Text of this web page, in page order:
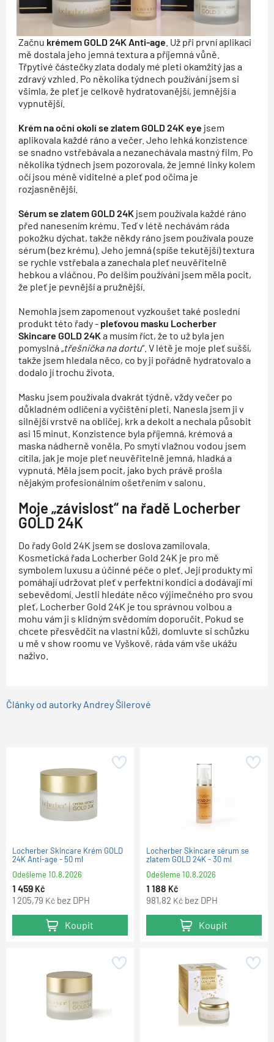
Začnu krémem GOLD 24K Anti-age . Už při první aplikaci
mě dostala jeho jemná textura a příjemná vůně.
Třpytivé částečky zlata dodaly mé pleti okamžitý jas a
zdravý vzhled. Po několika týdnech používání jsem si
všimla, že pleť je celkově hydratovanější, jemnější a
vypnutější.
Krém na oční okolí se zlatem GOLD 24K eye jsem
aplikovala každé ráno a večer. Jeho lehká konzistence
se snadno vstřebávala a nezanechávala mastný film. Po
několika týdnech jsem pozorovala, že jemné linky kolem
očí jsou méně viditelné a pleť pod očima je
rozjasněnější.
Sérum se zlatem GOLD 24K jsem používala každé ráno
před nanesením krému. Teď v létě nechávám ráda
pokožku dýchat, takže někdy ráno jsem používala pouze
sérum (bez krému). Jeho jemná (spíše tekutější) textura
se rychle vstřebala a zanechala pleť neuvěřitelně
hebkou a vláčnou. Po delším používání jsem měla pocit,
že pleť je pevnější a pružnější.
Nemohla jsem zapomenout vyzkoušet také poslední
produkt této řady - pleťovou masku Locherber
Skincare GOLD 24Ka musím říct, že to už byla jen
pomyslná „ třešnička na dortu“. V létě je moje pleť sušší,
takže jsem hledala něco, co by ji pořádně hydratovalo a
dodalo jí trochu života.
Masku jsem používala dvakrát týdně, vždy večer po
důkladném odlíčení a vyčištění pleti. Nanesla jsem ji v
silnější vrstvě na obličej, krk a dekolt a nechala působit
asi 15 minut. Konzistence byla příjemná, krémová a
maska nádherně voněla. Po smytí vlažnou vodou jsem
cítila, jak je moje pleť neuvěřitelně jemná, hladká a
vypnutá. Měla jsem pocit, jako bych právě prošla
nějakým profesionálním ošetřením v salonu.
Moje „závislost“ na řadě Locherber
GOLD 24K
Do řady Gold 24K jsem se doslova zamilovala.
Kosmetická řada Locherber Gold 24K je pro mě
symbolem luxusu a účinné péče o pleť. Její produkty mi
pomáhají udržovat pleť v perfektní kondici a dodávají mi
sebevědomí. Jestli hledáte něco výjimečného pro svou
pleť, Locherber Gold 24K je tou správnou volbou a
mohu vám ji s klidným svědomím doporučit. Pokud se
chcete přesvědčit na vlastní kůži, domluvte si schůzku
u mě v show roomu ve Vyškově, ráda vám vše ukážu
naživo.
Články od autorky Andrey Šilerové
Locherber Skincare Krém GOLD
24K Anti-age - 50 ml
Odešleme10.8.2026
1 459 Kč
1 205,79 Kč bez DPH
Koupit
Locherber Skincare sérum se
zlatem GOLD 24K - 30 ml
Odešleme10.8.2026
1 188 Kč
981,82 Kč bez DPH
Koupit